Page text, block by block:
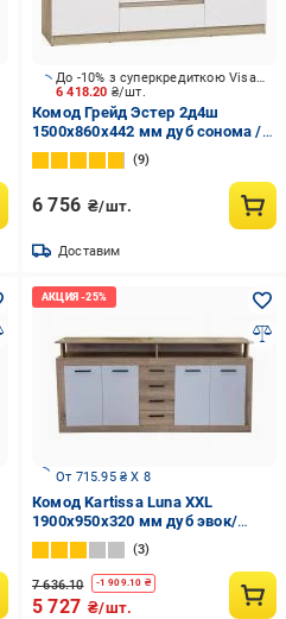
6 418.20 ₴/шт.
До -10% з суперкредиткою Visa Вигода
Комод Грейд Эстер 2д4ш
1500х860х442 мм дуб сонома /
белый
9
6 756 ₴/шт.
Доставим
От 715.95 ₴ X 8
Комод Kartissa Luna XXL
1900x950x320 мм дуб эвок/
кашемир
3
7 636.10 -1 909.10 ₴
5 727 ₴/шт.